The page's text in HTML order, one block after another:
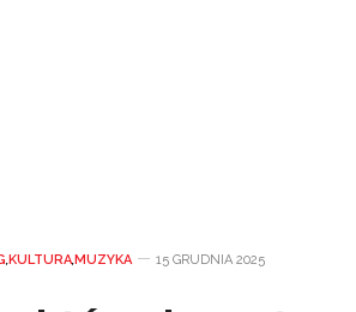
,KULTURA,MUZYKA 15 GRUDNIA 2025